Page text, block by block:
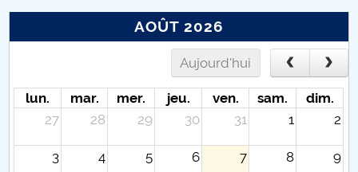
AOÛT 2026
Aujourd'hui
lun. mar. mer. jeu. ven. sam.
dim.
27
28 29 30 31 1 2
3 4 5 6 7 8 9